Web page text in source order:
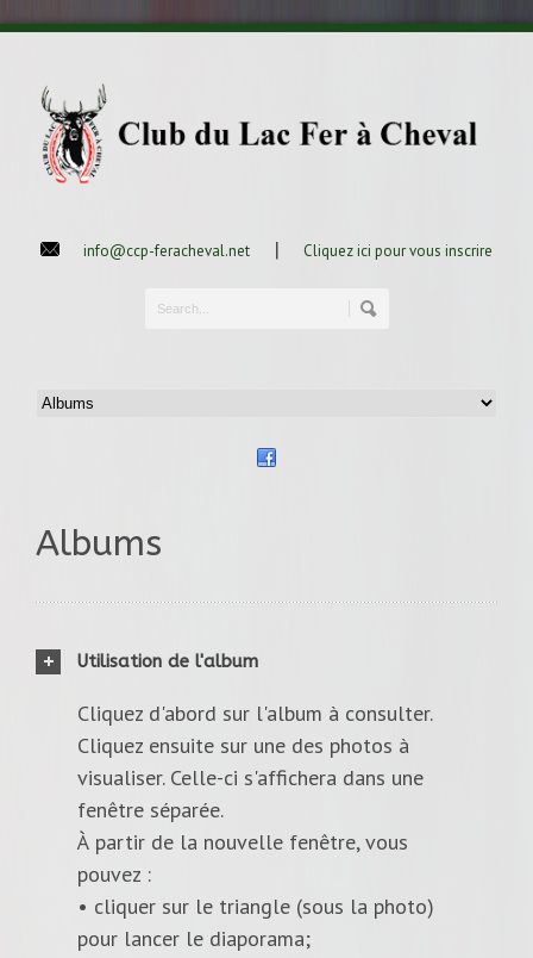
info@ccp-feracheval.net | Cliquez ici pour vous inscrire
Albums
Utilisation de l'album
Cliquez d'abord sur l'album à consulter.
Cliquez ensuite sur une des photos à
visualiser. Celle-ci s'affichera dans une
fenêtre séparée.
À partir de la nouvelle fenêtre, vous
pouvez :
• cliquer sur le triangle (sous la photo)
pour lancer le diaporama;